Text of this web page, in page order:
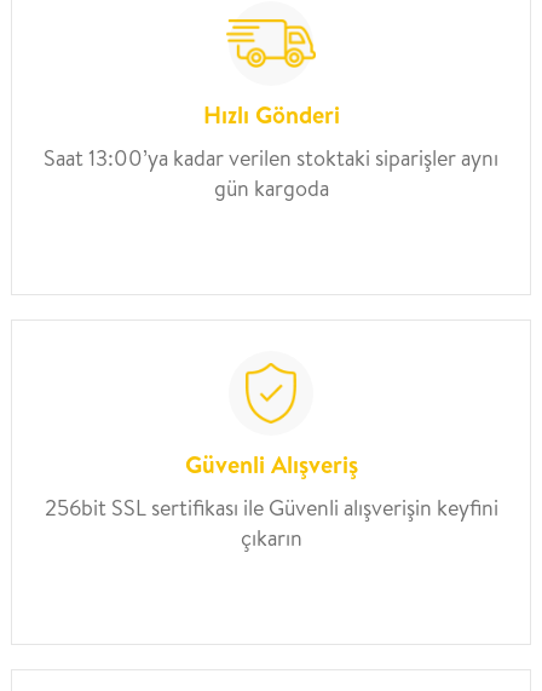
Hızlı Gönderi
Saat 13:00’ya kadar verilen stoktaki siparişler aynı
gün kargoda
Güvenli Alışveriş
256bit SSL sertifikası ile Güvenli alışverişin keyfini
çıkarın